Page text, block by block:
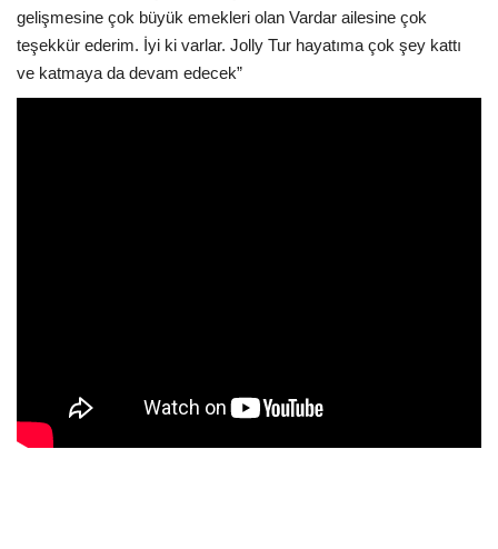
gelişmesine çok büyük emekleri olan Vardar ailesine çok
teşekkür ederim. İyi ki varlar. Jolly Tur hayatıma çok şey kattı
ve katmaya da devam edecek”